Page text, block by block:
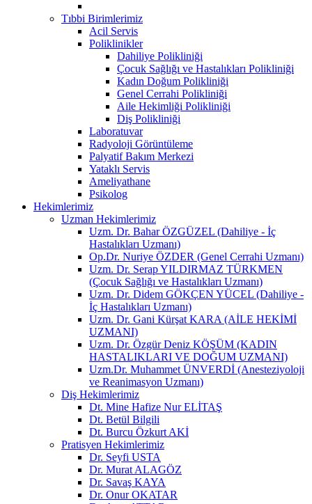
Tıbbi Birimlerimiz
Acil Servis
Poliklinikler
Dahiliye Polikliniği
Çocuk Sağlığı ve Hastalıkları Polikliniği
Kadın Doğum Polikliniği
Genel Cerrahi Polikliniği
Aile Hekimliği Polikliniği
Diş Polikliniği
Laboratuvar
Radyoloji Görüntüleme
Palyatif Bakım Merkezi
Yataklı Servis
Ameliyathane
Psikolog
Hekimlerimiz
Uzman Hekimlerimiz
Uzm. Dr. Bahar ÖZGÜZEL (Dahiliye - İç
Hastalıkları Uzmanı)
Op.Dr. Nuriye ÖZDER (Genel Cerrahi Uzmanı)
Uzm. Dr. Serap YILDIRMAZ TÜRKMEN
(Çocuk Sağlığı ve Hastalıkları Uzmanı)
Uzm. Dr. Didem GÖKÇEN YÜCEL (Dahiliye -
İç Hastalıkları Uzmanı)
Uzm. Dr. Gani Kürşat KARA (AİLE HEKİMİ
UZMANI)
Uzm. Dr. Özgür Deniz KÖŞÜM (KADIN
HASTALIKLARI VE DOĞUM UZMANI)
Uzm.Dr. Muhammet ÜNVERDİ (Anesteziyoloji
ve Reanimasyon Uzmanı)
Diş Hekimlerimiz
Dt. Mine Hafize Nur ELİTAŞ
Dt. Betül Bilgili
Dt. Burcu Özkurt AKİ
Pratisyen Hekimlerimiz
Dr. Seyfi USTA
Dr. Murat ALAGÖZ
Dr. Savaş KAYA
Dr. Onur OKATAR